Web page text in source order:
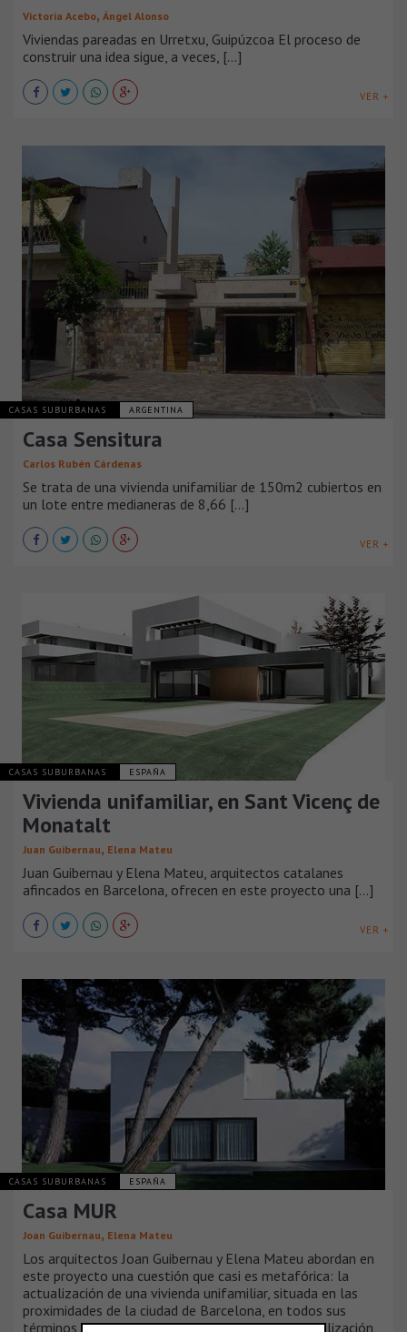
Victoria Acebo, Ángel Alonso
Viviendas pareadas en Urretxu, Guipúzcoa El proceso de
construir una idea sigue, a veces, [...]
VER +
CASAS SUBURBANAS ARGENTINA
Casa Sensitura
Carlos Rubén Cárdenas
Se trata de una vivienda unifamiliar de 150m2 cubiertos en
un lote entre medianeras de 8,66 [...]
VER +
CASAS SUBURBANAS ESPAÑA
Vivienda unifamiliar, en Sant Vicenç de
Monatalt
Juan Guibernau, Elena Mateu
Juan Guibernau y Elena Mateu, arquitectos catalanes
afincados en Barcelona, ofrecen en este proyecto una [...]
VER +
CASAS SUBURBANAS ESPAÑA
Casa MUR
Joan Guibernau, Elena Mateu
Los arquitectos Joan Guibernau y Elena Mateu abordan en
este proyecto una cuestión que casi es metafórica: la
actualización de una vivienda unifamiliar, situada en las
proximidades de la ciudad de Barcelona, en todos sus
términos, de programa, de instalaciones, de formalización